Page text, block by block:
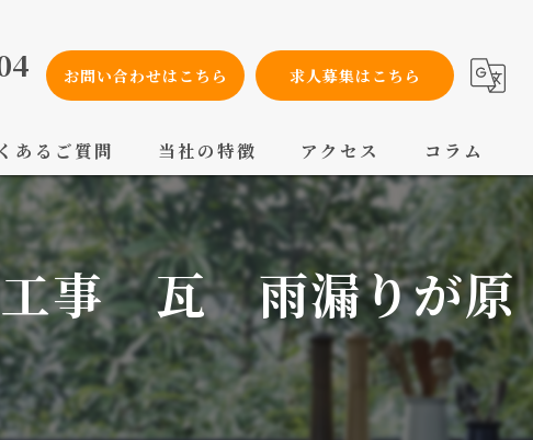
お問い合わせはこちら 求人募集はこちら
あるご質問 当社の特徴
設備工事
内装工事
メンテナンス
配管工事
交換
アクセス コラム
工事 瓦 雨漏りが原